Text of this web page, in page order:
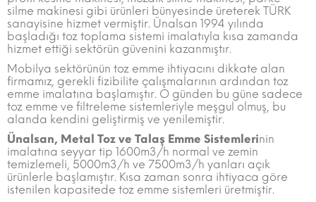
silme makinesi gibi ürünleri bünyesinde üreterek TÜRK
sanayisine hizmet vermiştir. Ünalsan 1994 yılında
başladığı toz toplama sistemi imalatıyla kısa zamanda
hizmet ettiği sektörün güvenini kazanmıştır.
Mobilya sektörünün toz emme ihtiyacını dikkate alan
firmamız, gerekli fizibilite çalışmalarının ardından toz
emme imalatına başlamıştır. O günden bu güne sadece
toz emme ve filtreleme sistemleriyle meşgul olmuş, bu
alanda kendini geliştirmiş ve yenilemiştir.
Ünalsan, Metal Toz ve Talaş Emme Sistemlerinin
imalatına seyyar tip 1600m3/h normal ve zemin
temizlemeli, 5000m3/h ve 7500m3/h yanları açık
ürünlerle başlamıştır. Kısa zaman sonra ihtiyaca göre
istenilen kapasitede toz emme sistemleri üretmiştir.